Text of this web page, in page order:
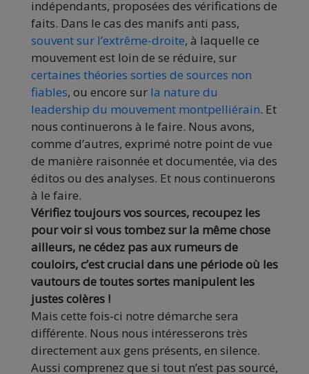
indépendants, proposées des vérifications de
faits. Dans le cas des manifs anti pass,
souvent sur l’extrême-droite, à laquelle ce
mouvement est loin de se réduire, sur
certaines théories sorties de sources non
fiables, ou encore sur la nature du
leadership du mouvement montpelliérain. Et
nous continuerons à le faire. Nous avons,
comme d’autres, exprimé notre point de vue
de manière raisonnée et documentée, via des
éditos ou des analyses. Et nous continuerons
à le faire.
Vérifiez toujours vos sources, recoupez les
pour voir si vous tombez sur la même chose
ailleurs, ne cédez pas aux rumeurs de
couloirs, c’est crucial dans une période où les
vautours de toutes sortes manipulent les
justes colères !
Mais cette fois-ci notre démarche sera
différente. Nous nous intéresserons très
directement aux gens présents, en silence.
Aussi comprenez que si tout n’est pas sourcé,